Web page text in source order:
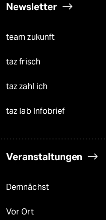
Newsletter
team zukunft
taz frisch
taz zahl ich
taz lab Infobrief
Veranstaltungen
Demnächst
Vor Ort